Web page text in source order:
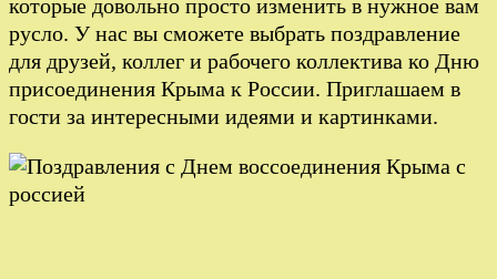
которые довольно просто изменить в нужное вам
русло. У нас вы сможете выбрать поздравление
для друзей, коллег и рабочего коллектива ко Дню
присоединения Крыма к России. Приглашаем в
гости за интересными идеями и картинками.